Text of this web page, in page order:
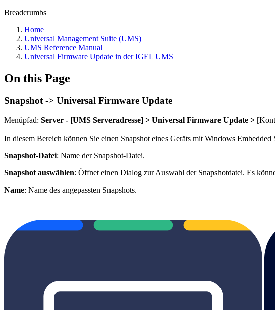
Breadcrumbs
Home
Universal Management Suite (UMS)
UMS Reference Manual
Universal Firmware Update in der IGEL UMS
On this Page
Snapshot -> Universal Firmware Update
Menüpfad: Server - [UMS Serveradresse] > Universal Firmware Update >
In diesem Bereich können Sie einen Snapshot eines Geräts mit Windows
Snapshot-Datei: Name der Snapshot-Datei.
Snapshot auswählen: Öffnet einen Dialog zur Auswahl der Snapshotdatei. Es
Name: Name des angepassten Snapshots.